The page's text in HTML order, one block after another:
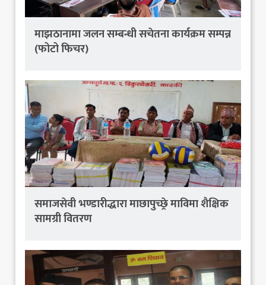
माझठानामा जलन सम्बन्धी सचेतना कार्यक्रम सम्पन्न
(फोटो फिचर)
समाजसेवी भण्डारीद्धारा माछापुच्छ्रे माविमा शैक्षिक
सामग्री वितरण